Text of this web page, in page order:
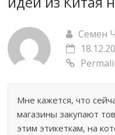
Семен
Мне кажется, что
магазины закупают
этим этикеткам, на